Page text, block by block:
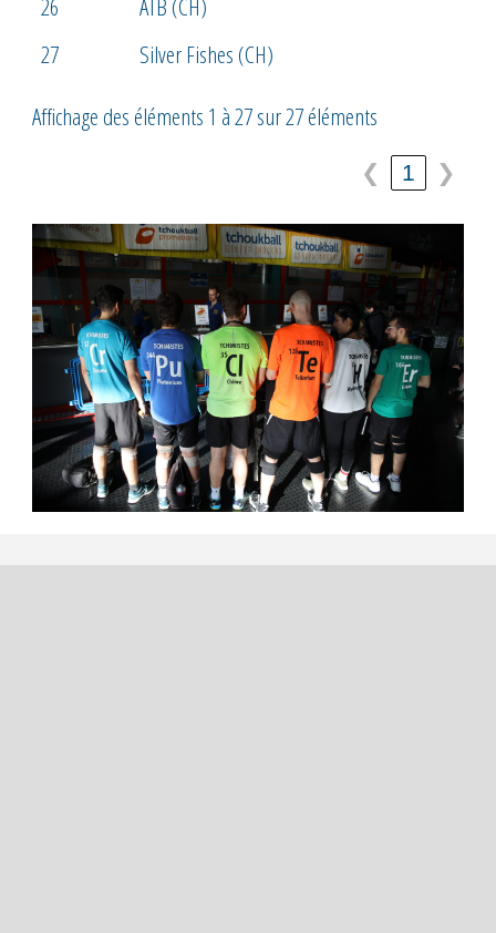
27
Silver Fishes (CH)
Affichage des éléments 1 à 27 sur 27 éléments
❮ 1 ❯